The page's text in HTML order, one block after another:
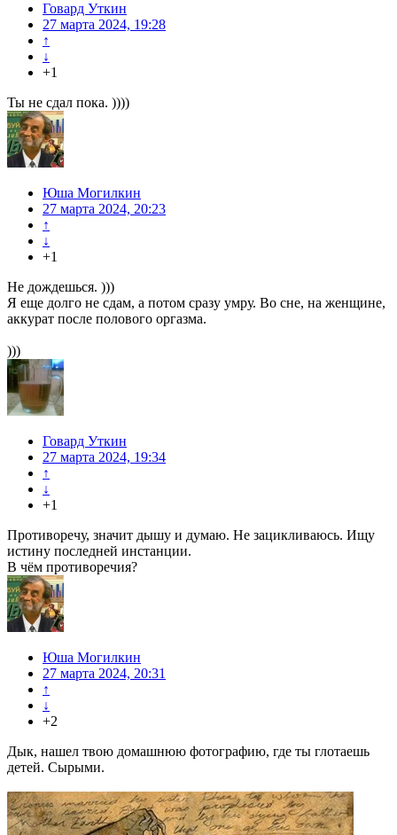
Говард Уткин
27 марта 2024, 19:28
↑
↓
+1
Ты не сдал пока. ))))
Юша Могилкин
27 марта 2024, 20:23
↑
↓
+1
Не дождешься. )))
Я еще долго не сдам, а потом сразу умру. Во сне, на женщине,
аккурат после полового оргазма.
)))
Говард Уткин
27 марта 2024, 19:34
↑
↓
+1
Противоречу, значит дышу и думаю. Не зацикливаюсь. Ищу
истину последней инстанции.
В чём противоречия?
Юша Могилкин
27 марта 2024, 20:31
↑
↓
+2
Дык, нашел твою домашнюю фотографию, где ты глотаешь
детей. Сырыми.